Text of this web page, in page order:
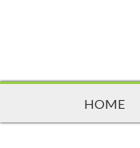
HOME